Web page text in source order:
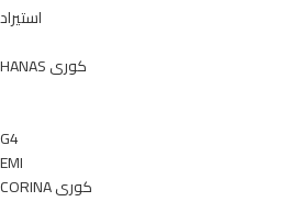
استيراد
HANAS كورى
G4
EMI
CORINA كورى